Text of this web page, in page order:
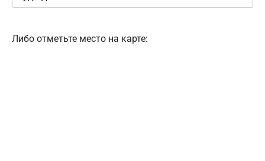
Либо отметьте место на карте: